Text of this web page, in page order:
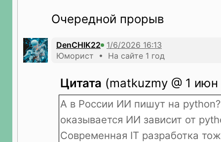
Очередной прорыв
DenCHIK22
Юморист • На сайте 1 год
Цитата (matkuzmy @ 1
А в России ИИ пишут на python?
оказывается ИИ зависит от
Современная IT разработка